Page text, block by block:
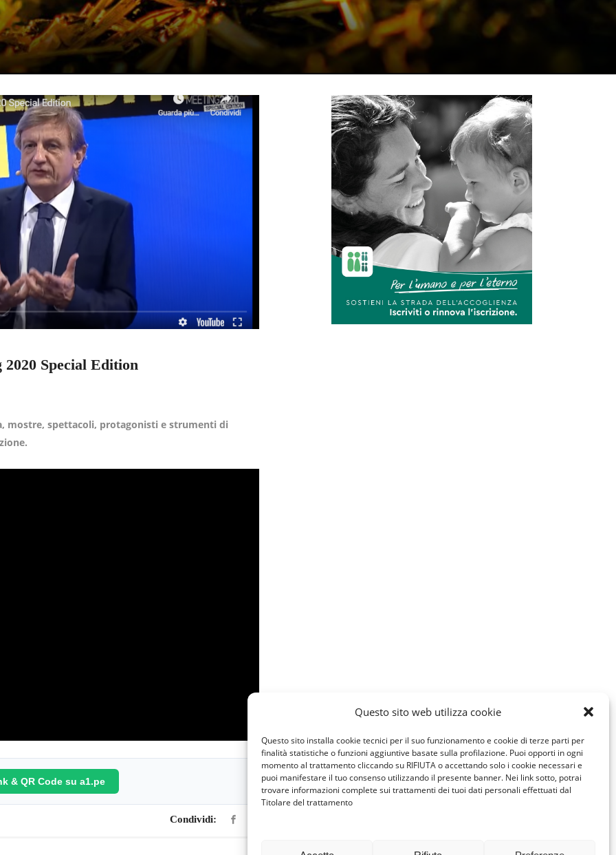
Questo sito web utilizza cookie
Questo sito installa cookie tecnici per il suo funzionamento e cookie di terze parti per
finalità statistiche o funzioni aggiuntive basate sulla profilazione. Puoi opporti in ogni
momento al trattamento cliccando su RIFIUTA o accettando solo i cookie necessari e
puoi manifestare il tuo consenso utilizzando il presente banner. Nei link sotto, potrai
trovare informazioni complete sui trattamenti dei tuoi dati personali effettuati dal
Titolare del trattamento
Special Edition
mostre, spettacoli, protagonisti e strumenti di
& QR Code su a1.pe
Condividi: